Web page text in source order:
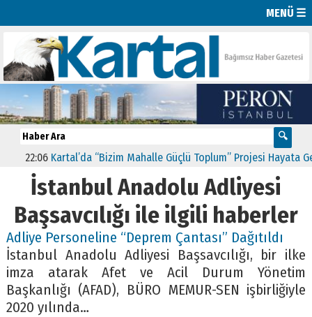
MENÜ ☰
22:06 Kartal’da “Bizim Mahalle Güçlü Toplum” Projesi Hayata Geçti
İstanbul Anadolu Adliyesi
Başsavcılığı ile ilgili haberler
Adliye Personeline “Deprem Çantası” Dağıtıldı
İstanbul Anadolu Adliyesi Başsavcılığı, bir ilke
imza atarak Afet ve Acil Durum Yönetim
Başkanlığı (AFAD), BÜRO MEMUR-SEN işbirliğiyle
2020 yılında…